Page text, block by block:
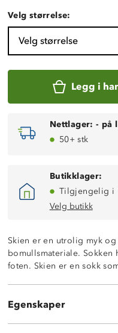
Velg størrelse:
Velg størrelse
Legg i
Nettlager: - på
50+ stk
Butikklager:
Tilgjengelig i
Velg butikk
Skien er en utrolig myk
bomullsmateriale. Sokken
foten. Skien er en sokk
Egenskaper
Supermyk
Ventilerende
OekoTex Standard 100